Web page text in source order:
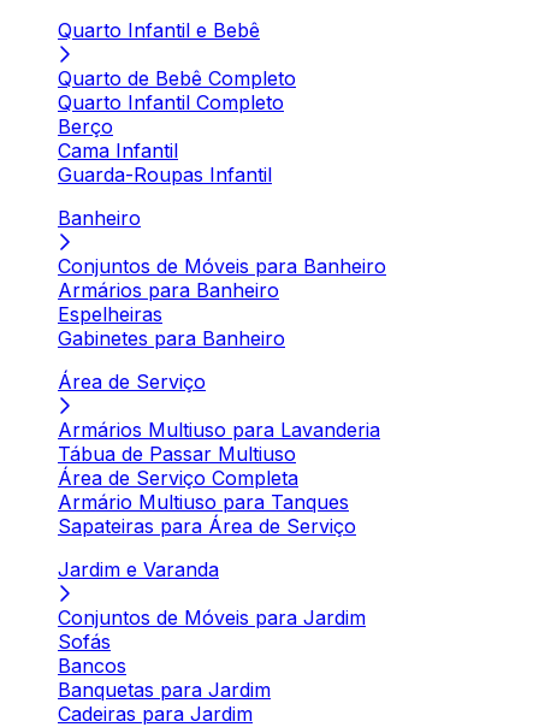
Quarto Infantil e Bebê
Quarto de Bebê Completo
Quarto Infantil Completo
Berço
Cama Infantil
Guarda-Roupas Infantil
Banheiro
Conjuntos de Móveis para Banheiro
Armários para Banheiro
Espelheiras
Gabinetes para Banheiro
Área de Serviço
Armários Multiuso para Lavanderia
Tábua de Passar Multiuso
Área de Serviço Completa
Armário Multiuso para Tanques
Sapateiras para Área de Serviço
Jardim e Varanda
Conjuntos de Móveis para Jardim
Sofás
Bancos
Banquetas para Jardim
Cadeiras para Jardim